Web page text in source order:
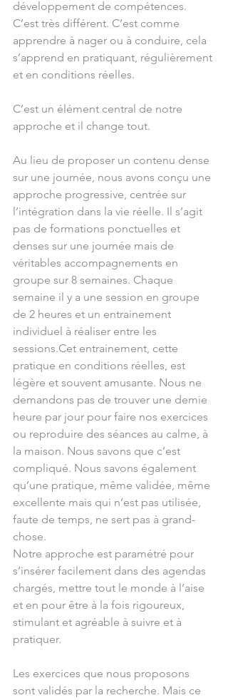
développement de compétences.
C’est très différent. C’est comme
apprendre à nager ou à conduire, cela
s’apprend en pratiquant, régulièrement
et en conditions réelles.
C’est un élément central de notre
approche et il change tout.
Au lieu de proposer un contenu dense
sur une journée, nous avons conçu une
approche progressive, centrée sur
l’intégration dans la vie réelle. Il s’agit
pas de formations ponctuelles et
denses sur une journée mais de
véritables accompagnements en
groupe sur 8 semaines. Chaque
semaine il y a une session en groupe
de 2 heures et un entrainement
individuel à réaliser entre les
sessions.Cet entrainement, cette
pratique en conditions réelles, est
légère et souvent amusante. Nous ne
demandons pas de trouver une demie
heure par jour pour faire nos exercices
ou reproduire des séances au calme, à
la maison. Nous savons que c’est
compliqué. Nous savons également
qu’une pratique, même validée, même
excellente mais qui n’est pas utilisée,
faute de temps, ne sert pas à grand-
chose.
Notre approche est paramétré pour
s’insérer facilement dans des agendas
chargés, mettre tout le monde à l’aise
et en pour être à la fois rigoureux,
stimulant et agréable à suivre et à
pratiquer.
Les exercices que nous proposons
sont validés par la recherche. Mais ce